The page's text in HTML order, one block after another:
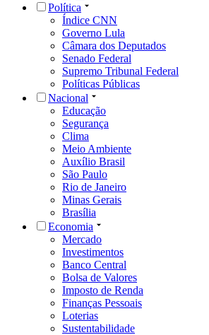
Política
Índice CNN
Governo Lula
Câmara dos Deputados
Senado Federal
Supremo Tribunal Federal
Políticas Públicas
Nacional
Educação
Segurança
Clima
Meio Ambiente
Auxílio Brasil
São Paulo
Rio de Janeiro
Minas Gerais
Brasília
Economia
Mercado
Investimentos
Banco Central
Bolsa de Valores
Imposto de Renda
Finanças Pessoais
Loterias
Sustentabilidade